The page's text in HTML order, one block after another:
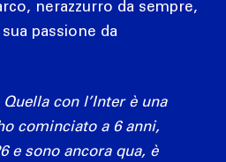
nerazzurro da sempre,
passione da
con l’Inter è una
cominciato a 6 anni,
e sono ancora qua, è